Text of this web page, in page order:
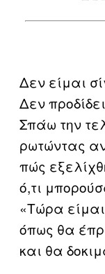
Δεν είμαι
Δεν
Σπάω την
ρωτώντας
πώς
ό,τι
«Τώρα
όπως θα
και θα